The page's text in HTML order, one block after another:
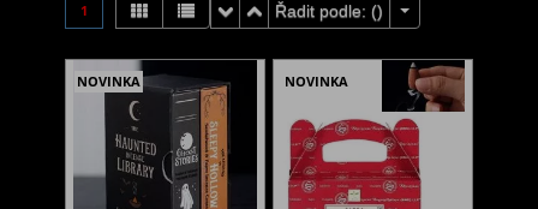
1 Řadit podle: ()
NOVINKA NOVINKA